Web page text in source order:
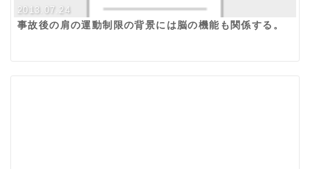
2013.07.24
事故後の肩の運動制限の背景には脳の機能も関係する。